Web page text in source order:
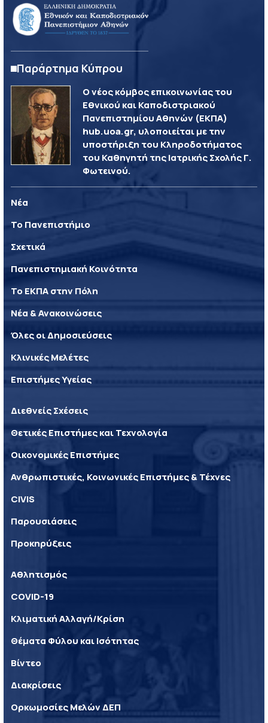
Παράρτημα Κύπρου
Ο νέος κόμβος επικοινωνίας του
Εθνικού και Καποδιστριακού
Πανεπιστημίου Αθηνών (ΕΚΠΑ)
hub.uoa.gr, υλοποιείται με την
υποστήριξη του Κληροδοτήματος
του Καθηγητή της Ιατρικής Σχολής Γ.
Φωτεινού.
Νέα
Το Πανεπιστήμιο
Σχετικά
Πανεπιστημιακή Κοινότητα
Το ΕΚΠΑ στην Πόλη
Νέα & Ανακοινώσεις
Όλες οι Δημοσιεύσεις
Κλινικές Μελέτες
Επιστήμες Υγείας
Διεθνείς Σχέσεις
Θετικές Επιστήμες και Τεχνολογία
Οικονομικές Επιστήμες
Ανθρωπιστικές, Κοινωνικές Επιστήμες & Τέχνες
CIVIS
Παρουσιάσεις
Προκηρύξεις
Αθλητισμός
COVID-19
Κλιματική Αλλαγή/Κρίση
Θέματα Φύλου και Ισότητας
Βίντεο
Διακρίσεις
Ορκωμοσίες Μελών ΔΕΠ